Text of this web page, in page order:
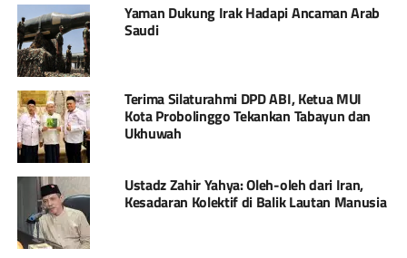
Yaman Dukung Irak Hadapi Ancaman Arab
Saudi
Terima Silaturahmi DPD ABI, Ketua MUI
Kota Probolinggo Tekankan Tabayun dan
Ukhuwah
Ustadz Zahir Yahya: Oleh-oleh dari Iran,
Kesadaran Kolektif di Balik Lautan Manusia